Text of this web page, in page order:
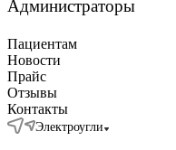
Администраторы
Пациентам
Новости
Прайс
Отзывы
Контакты
Электроугли